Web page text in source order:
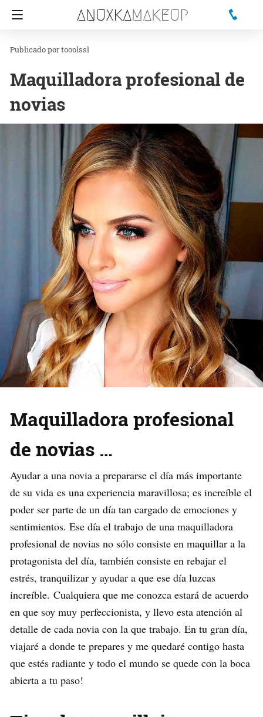
tooolssl
Maquilladora profesional de
novias
Maquilladora profesional
de novias …
Ayudar a una novia a prepararse el día más importante
de su vida es una experiencia maravillosa; es increíble el
poder ser parte de un día tan cargado de emociones y
sentimientos. Ese día el trabajo de una maquilladora
profesional de novias no sólo consiste en maquillar a la
protagonista del día, también consiste en rebajar el
estrés, tranquilizar y ayudar a que ese día luzcas
increíble. Cualquiera que me conozca estará de acuerdo
en que soy muy perfeccionista, y llevo esta atención al
detalle de cada novia con la que trabajo. En tu gran día,
viajaré a donde te prepares y me quedaré contigo hasta
que estés radiante y todo el mundo se quede con la boca
abierta a tu paso!